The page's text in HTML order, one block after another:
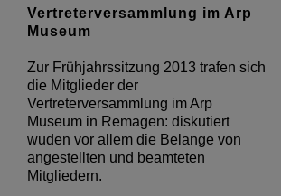
Vertreterversammlung im Arp
Museum
Zur Frühjahrssitzung 2013 trafen sich
die Mitglieder der
Vertreterversammlung im Arp
Museum in Remagen: diskutiert
wuden vor allem die Belange von
angestellten und beamteten
Mitgliedern.